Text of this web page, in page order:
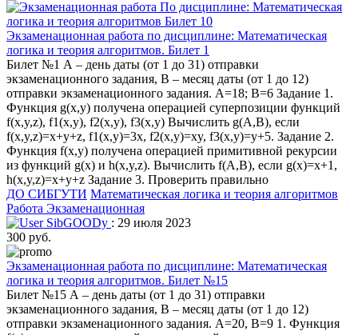
Экзаменационная работа по дисциплине: Математическая
логика и теория алгоритмов. Билет 1
Билет №1 А – день даты (от 1 до 31) отправки
экзаменационного задания, В – месяц даты (от 1 до 12)
отправки экзаменационного задания. A=18; B=6 Задание 1.
Функция g(x,y) получена операцией суперпозиции функций
f(x,y,z), f1(x,y), f2(x,y), f3(x,y) Вычислить g(A,B), если
f(x,y,z)=x+y+z, f1(x,y)=3x, f2(x,y)=xy, f3(x,y)=y+5. Задание 2.
Функция f(x,y) получена операцией примитивной рекурсии
из функций g(x) и h(x,y,z). Вычислить f(A,B), если g(x)=x+1,
h(x,y,z)=x+y+z Задание 3. Проверить правильно
ДО СИБГУТИ Математическая логика и теория алгоритмов
Работа Экзаменационная
SibGOODy : 29 июля 2023
300 руб.
Экзаменационная работа по дисциплине: Математическая
логика и теория алгоритмов. Билет №15
Билет №15 А – день даты (от 1 до 31) отправки
экзаменационного задания, В – месяц даты (от 1 до 12)
отправки экзаменационного задания. A=20, B=9 1. Функция